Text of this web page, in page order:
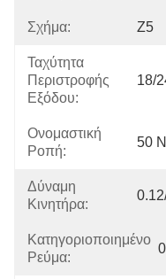
Σχήμα: Z5
Ταχύτητα
Περιστροφής
Εξόδου:
18/
Ονομαστική
Ροπή:
50
Δύναμη
Κινητήρα:
Κατηγοριοποιημένο
Ρεύμα: